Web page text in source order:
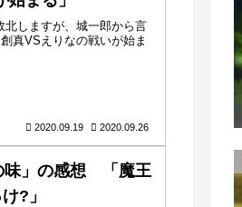
しますが、城一郎から言
真VSえりなの戦いが始ま
2020.09.19 2020.09.26
味」の感想 「魔王
?」